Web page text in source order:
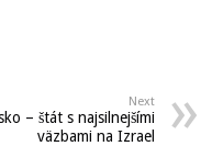
Next
– štát s najsilnejšími
väzbami na Izrael